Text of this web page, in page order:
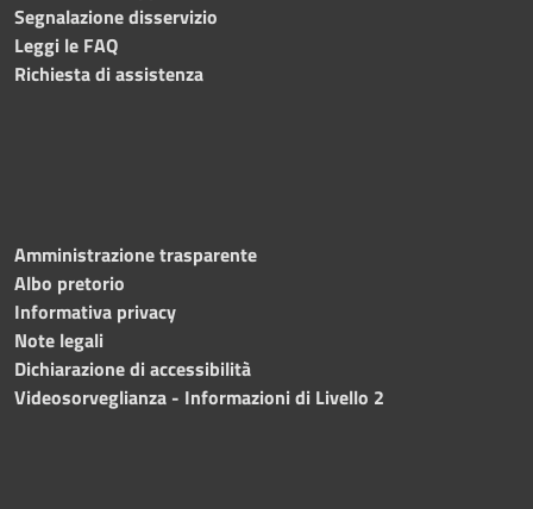
Segnalazione disservizio
Leggi le FAQ
Richiesta di assistenza
Amministrazione trasparente
Albo pretorio
Informativa privacy
Note legali
Dichiarazione di accessibilità
Videosorveglianza - Informazioni di Livello 2